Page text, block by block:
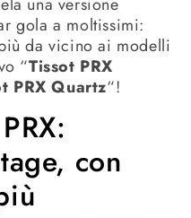
gola a moltissimi:
da vicino ai modelli
“Tissot PRX
PRX Quartz“!
con